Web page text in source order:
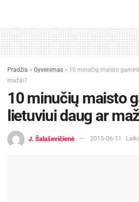
Pradžia » Gyvenimas » 10 minučių maisto
mažai?
10 minučių maisto
lietuviui daug ar
J. Šalaševičienė 2015-06-11